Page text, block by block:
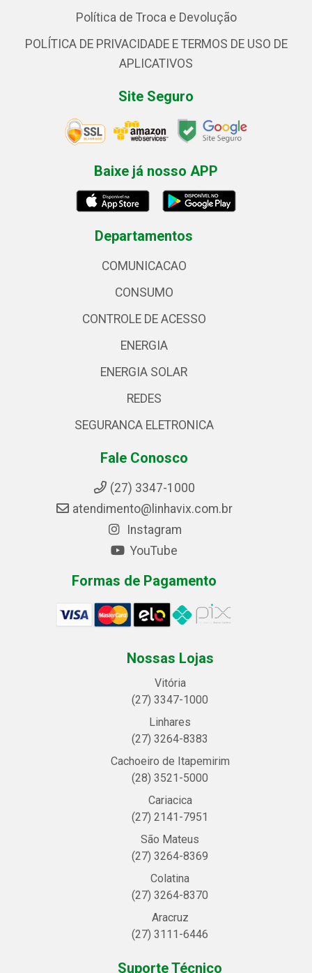
Política de Troca e Devolução
POLÍTICA DE PRIVACIDADE E TERMOS DE USO DE
APLICATIVOS
Site Seguro
Baixe já nosso APP
Departamentos
COMUNICACAO
CONSUMO
CONTROLE DE ACESSO
ENERGIA
ENERGIA SOLAR
REDES
SEGURANCA ELETRONICA
Fale Conosco
(27) 3347-1000
atendimento@linhavix.com.br
Instagram
YouTube
Formas de Pagamento
Nossas Lojas
Vitória
(27) 3347-1000
Linhares
(27) 3264-8383
Cachoeiro de Itapemirim
(28) 3521-5000
Cariacica
(27) 2141-7951
São Mateus
(27) 3264-8369
Colatina
(27) 3264-8370
Aracruz
(27) 3111-6446
Suporte Técnico